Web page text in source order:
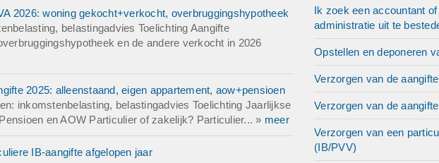
2026: woning gekocht+verkocht, overbruggingshypotheek
belastingadvies Toelichting Aangifte
en de andere verkocht in 2026
2025: alleenstaand, eigen appartement, aow+pensioen
inkomstenbelasting, belastingadvies Toelichting Jaarlijkse
en AOW Particulier of zakelijk? Particulier... » meer
IB-aangifte afgelopen jaar
Ik zoek een accountant
administratie uit te
Opstellen en deponeren
Verzorgen van de
Verzorgen van de
Verzorgen van een
(IB/PVV)